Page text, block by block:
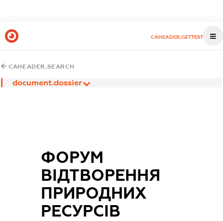
CAHEADER.GETTEST
CAHEADER.SEARCH
document.dossier
ФОРУМ
ВІДТВОРЕННЯ
ПРИРОДНИХ
РЕСУРСІВ